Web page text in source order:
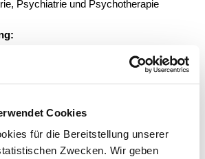
Cookies
für die Bereitstellung unserer
Zwecken. Wir geben
Psychiatrie und Psychotherapie